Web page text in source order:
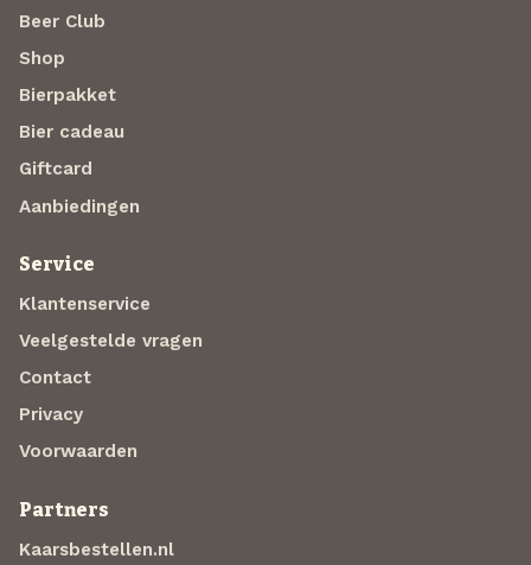
Beer Club
Shop
Bierpakket
Bier cadeau
Giftcard
Aanbiedingen
Service
Klantenservice
Veelgestelde vragen
Contact
Privacy
Voorwaarden
Partners
Kaarsbestellen.nl